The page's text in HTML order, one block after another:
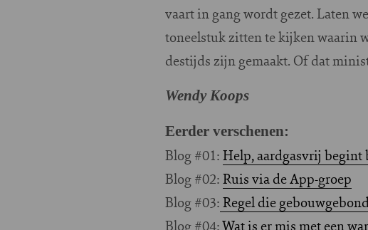
vaart in gang wordt gezet. Laten
toneelstuk zitten te kijken waarin
destijds zijn gemaakt. Of dat
Wendy Koops
Eerder verschenen:
Blog #01:Help, aardgasvrij begint
Blog #02:Ruis via de App-groep
Blog #03:Regel die
Blog #04:Wat is er mis met een